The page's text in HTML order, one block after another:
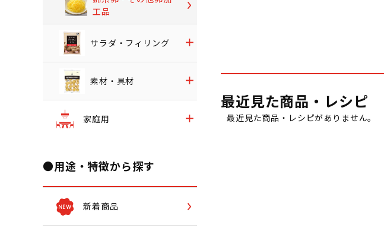
工品
サラダ・フィリング
素材・具材
家庭用
●用途・特徴から探す
新着商品
最近見た商品・レシピ
最近見た商品・レシピがありません。